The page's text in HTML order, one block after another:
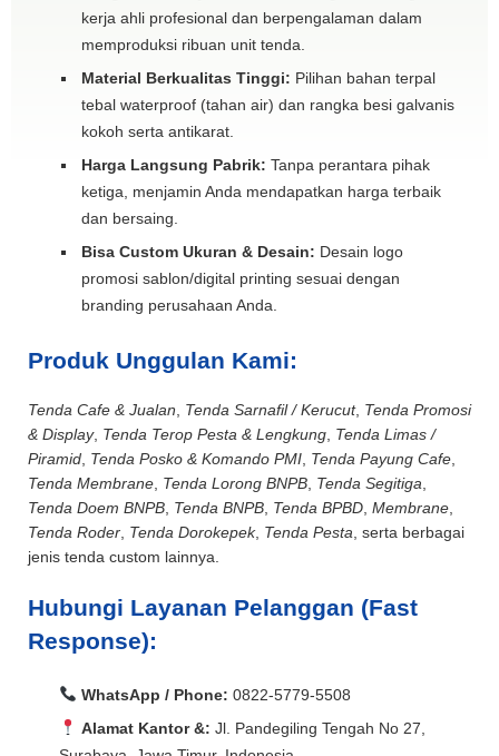
kerja ahli profesional dan berpengalaman dalam
memproduksi ribuan unit tenda.
Material Berkualitas Tinggi: Pilihan bahan terpal
tebal waterproof (tahan air) dan rangka besi galvanis
kokoh serta antikarat.
Harga Langsung Pabrik: Tanpa perantara pihak
ketiga, menjamin Anda mendapatkan harga terbaik
dan bersaing.
Bisa Custom Ukuran & Desain: Desain logo
promosi sablon/digital printing sesuai dengan
branding perusahaan Anda.
Produk Unggulan Kami:
Tenda Cafe & Jualan Tenda Sarnafil / Kerucut, Tenda Promosi
& Display, Tenda Terop Pesta & Lengkung Tenda Limas /
Piramid Tenda Posko & Komando PMI Tenda Payung Cafe
Tenda Membrane Tenda Lorong BNPB Tenda Segitiga
Tenda Doem BNPB Tenda BNPB Tenda BPBD Membrane
Tenda Roder Tenda Dorokepek, Tenda Pesta , serta berbagai
jenis tenda custom lainnya.
Hubungi Layanan Pelanggan (Fast
Response):
WhatsApp / Phone: 0822-5779-5508
Alamat Kantor &: Jl. Pandegiling Tengah No 27,